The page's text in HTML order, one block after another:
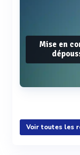
Mise en
Voir toutes les